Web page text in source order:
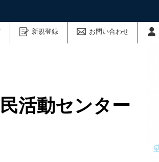
新規登録 お問い合わせ
活動センター